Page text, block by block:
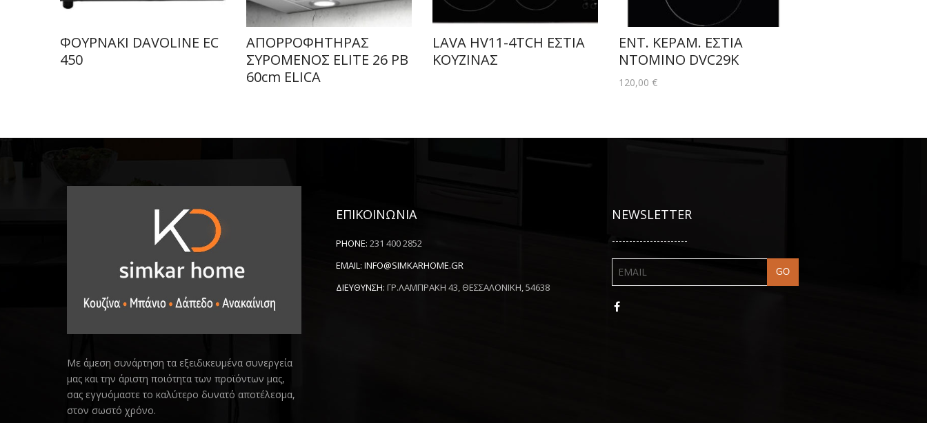
ΦΟΥΡΝΑΚΙ DAVOLINE EC
450
ΑΠΟΡΡΟΦΗΤΗΡΑΣ
ΣΥΡΟΜΕΝΟΣ ELITE 26 PB
60cm ELICA
LAVA HV11-4TCH ΕΣΤΙΑ
ΚΟΥΖΙΝΑΣ
ΕΝΤ. ΚΕΡΑΜ. ΕΣΤΙΑ
ΝΤΟΜΙΝΟ DVC29K
120,00 €
Με άμεση συνάρτηση τα εξειδικευμένα συνεργεία
μας και την άριστη ποιότητα των προϊόντων μας,
σας εγγυόμαστε το καλύτερο δυνατό αποτέλεσμα,
στον σωστό χρόνο.
ΕΠΙΚΟΙΝΩΝΙΑ
PHONE: 231 400 2852
EMAIL: INFO@SIMKARHOME.GR
ΔΙΕΥΘΥΝΣΗ: ΓΡ.ΛΑΜΠΡΑΚΗ 43, ΘΕΣΣΑΛΟΝΙΚΗ, 54638
NEWSLETTER
----------------------